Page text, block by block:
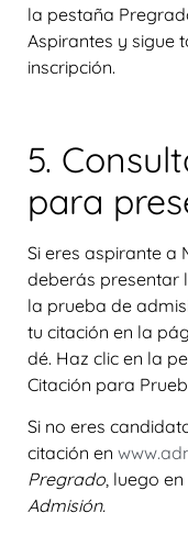
la pestaña
Aspirantes y sigue
inscripción.
5.
para
Si eres aspirante a
deberás presentar
la prueba de
tu citación en la
dé. Haz clic en la
Citación para
Si no eres
citación en
Pregrado , luego en
Admisión.